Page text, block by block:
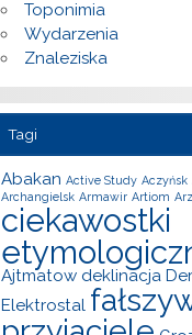
Toponimia
Wydarzenia
Znaleziska
Tagi
Abakan Active Study Aczyńsk
Archangielsk Armawir Artiom
ciekawostki
Ajtmatow deklinacja
Elektrostal